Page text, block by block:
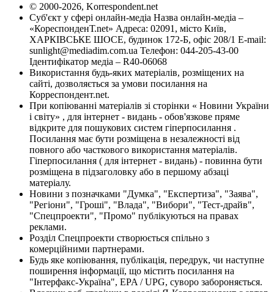
© 2000-2026, Korrespondent.net
Суб'єкт у сфері онлайн-медіа Назва онлайн-медіа –
«КореспонденТ.net» Адреса: 02091, місто Київ,
ХАРКІВСЬКЕ ШОСЕ, будинок 172-Б, офіс 208/1 E-mail:
sunlight@mediadim.com.ua Телефон: 044-205-43-00
Ідентифікатор медіа – R40-06068
Використання будь-яких матеріалів, розміщених на
сайті, дозволяється за умови посилання на
Корреспондент.net.
При копіюванні матеріалів зі сторінки « Новини України
і світу» , для інтернет - видань - обов'язкове пряме
відкрите для пошукових систем гіперпосилання .
Посилання має бути розміщена в незалежності від
повного або часткового використання матеріалів.
Гіперпосилання ( для інтернет - видань) - повинна бути
розміщена в підзаголовку або в першому абзаці
матеріалу.
Новини з позначками "Думка", "Експертиза", "Заява",
"Регіони", "Гроші", "Влада", "Вибори", "Тест-драйв",
"Спецпроекти", "Промо" публікуються на правах
реклами.
Розділ Спецпроекти створюється спільно з
комерційними партнерами.
Будь яке копіювання, публікація, передрук, чи наступне
поширення інформації, що містить посилання на
"Інтерфакс-Україна", EPA / UPG, суворо забороняється.